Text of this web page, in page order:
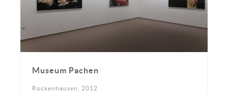
Museum Pachen
Rockenhausen, 2012